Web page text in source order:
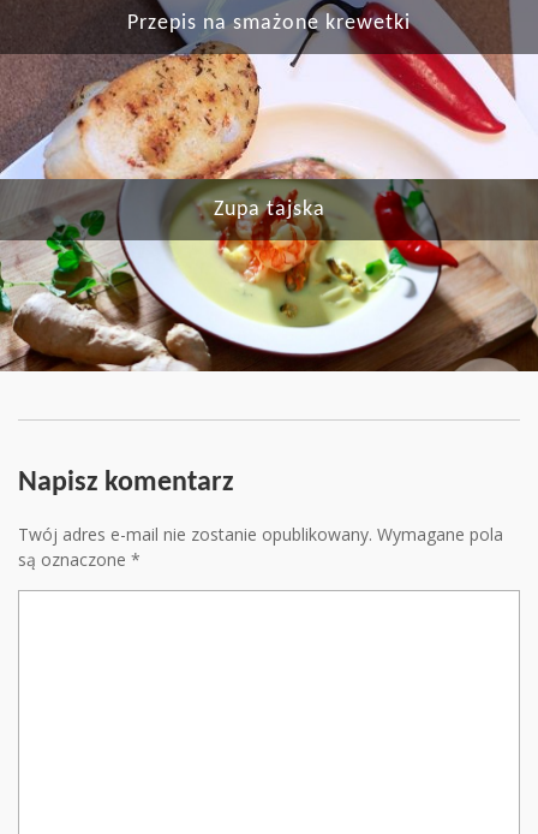
Przepis na smażone krewetki
Zupa tajska
Napisz komentarz
Twój adres e-mail nie zostanie opublikowany. Wymagane pola
są oznaczone *